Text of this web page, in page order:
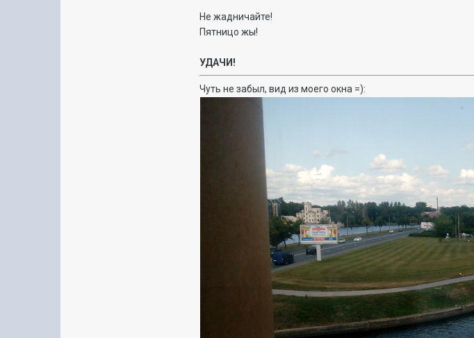
Не жадничайте!
Пятницо жы!
УДАЧИ!
Чуть не забыл, вид из моего окна =):